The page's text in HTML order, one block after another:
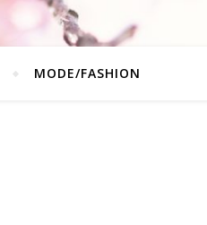
MODE/FASHION